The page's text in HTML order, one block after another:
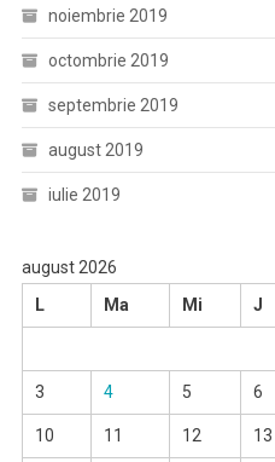
noiembrie 2019
octombrie 2019
septembrie 2019
august 2019
iulie 2019
august 2026
L
Ma Mi J
3 4 5 6
10 11 12 13